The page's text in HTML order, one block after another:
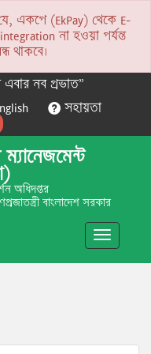
একপে (EkPay) থেকে E-
না হওয়া পর্যন্ত
থাকবে।
নব প্রভাত”
সহায়তা
অধিদপ্তর
বাংলাদেশ সরকার
Toggle